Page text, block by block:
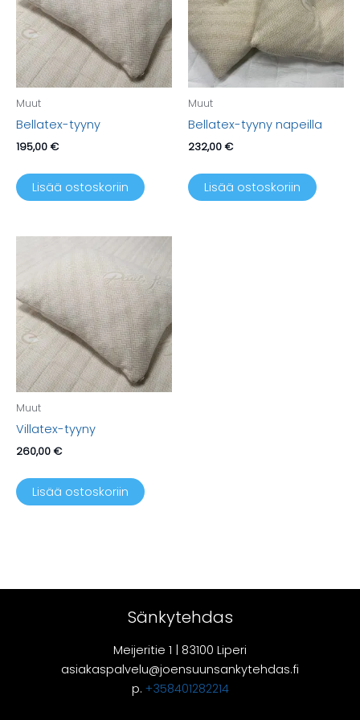
Muut
Bellatex-tyyny
195,00€
Lisää ostoskoriin
Muut
Bellatex-tyyny napeilla
232,00€
Lisää ostoskoriin
Muut
Villatex-tyyny
260,00€
Lisää ostoskoriin
Sänkytehdas
Meijeritie 1 | 83100 Liperi
asiakaspalvelu@joensuunsankytehdas.fi
p. +358401282214